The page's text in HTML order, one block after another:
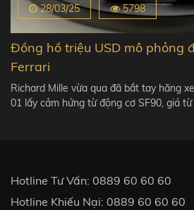
28/03/25 5798
Đồng hồ triệu USD mô phỏng
Ferrari
Richard Mille vừa qua đã bắt tay hãng
01 lấy cảm hứng từ động cơ SF90, giá
Hotline Tư Vấn: 0889 60 60 60
Hotline Khiếu Nại: 0889 60 60 60